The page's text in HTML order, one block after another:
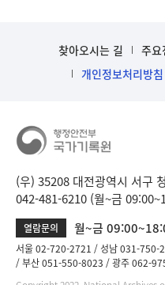
찾아오시는 길 주요
개인정보처리방침
(우) 35208 대전광역시 서구
042-481-6210 (월~금
열람문의 월~금
서울 02-720-2721 성남 031-750-
부산 051-550-8023
광주 062-